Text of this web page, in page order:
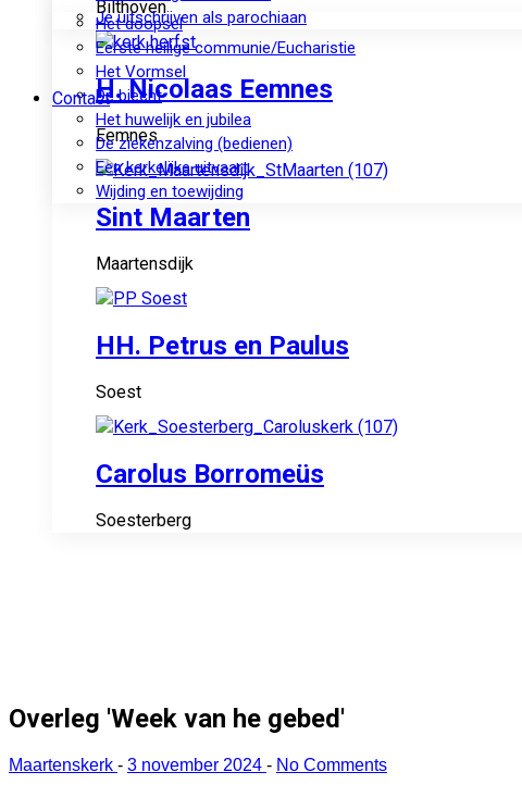
Bilthoven
H. Nicolaas Eemnes
Eemnes
Sint Maarten
Maartensdijk
HH. Petrus en Paulus
Soest
Carolus Borromeüs
Soesterberg
Je uitschrijven als parochiaan
Het doopsel
Eerste heilige communie/Eucharistie
Het Vormsel
De biecht
Het huwelijk en jubilea
De ziekenzalving (bedienen)
Een kerkelijke uitvaart
Wijding en toewijding
Contact
Overleg 'Week van he gebed'
Maartenskerk - 3 november 2024 - No Comments